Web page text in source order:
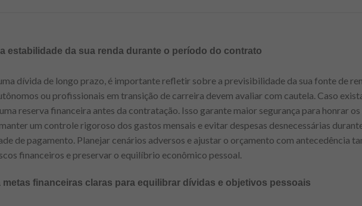
estabilidade da sua renda durante o período do contrato
dívida de longo prazo, é importante refletir sobre a previsibilidade da sua fonte de
ou profissionais em transição de carreira devem avaliar com cautela. Caso
reserva financeira antes da contratação. Isso garante maior segurança para honrar
um controle rigoroso dos gastos mensais e evitar despesas desnecessárias
de pagamento. Planejar cenários adversos e ajustar o orçamento com antecedência
financeiros e preservar o equilíbrio econômico pessoal.
metas financeiras claras para equilibrar dívidas e objetivos pessoais